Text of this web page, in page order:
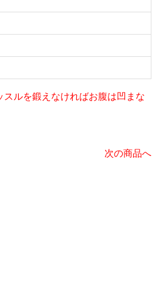
ルを鍛えなければお腹は凹まな
次の商品へ